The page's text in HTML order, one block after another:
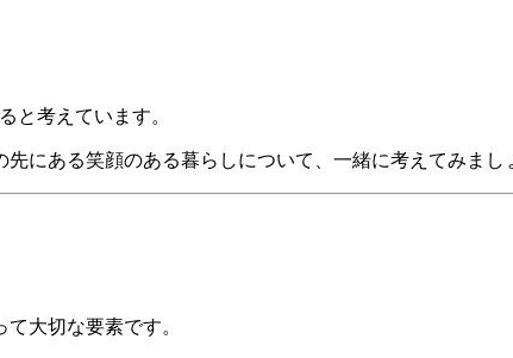
と考えています。
にある笑顔のある暮らしについて、一緒に考えてみまし
大切な要素です。